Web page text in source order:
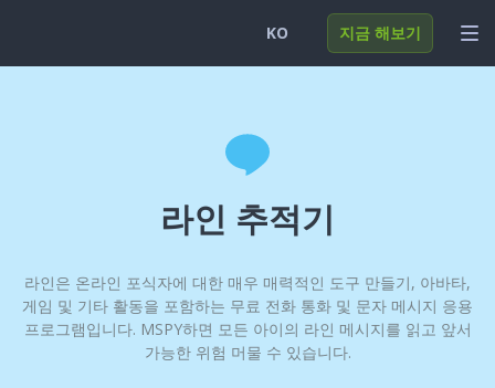
KO
Türkçe
日本
Polski
지금 해보기
라인 추적기
라인은 온라인 포식자에 대한 매우 매력적인 도구 만들기, 아바타,
게임 및 기타 활동을 포함하는 무료 전화 통화 및 문자 메시지 응용
프로그램입니다. MSPY하면 모든 아이의 라인 메시지를 읽고 앞서
가능한 위험 머물 수 있습니다.